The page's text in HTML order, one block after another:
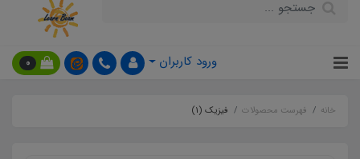
ورود کاربران 0
خانه فهرست محصولات فیزیک (1)